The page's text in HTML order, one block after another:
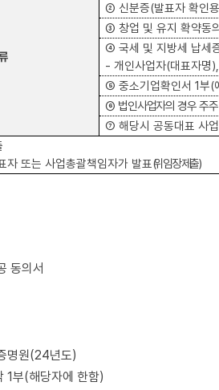
② 신분증(발표자 확인용
③ 창업 및 유지 확약동
④ 국세 및 지방세 납세
- 개인사업자(대표자명
⑤ 중소기업확인서 1부(
⑥ 법인사업자의 경우 주
⑦ 해당시 공동대표 사
자 또는 사업총괄책임자가 발표(위임장 제출)
동의서
명원(24년도)
1부(해당자에 한함)